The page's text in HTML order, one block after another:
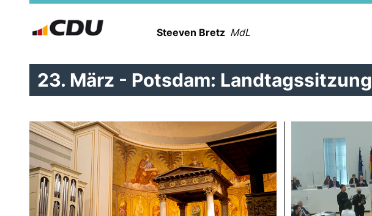
Steeven Bretz MdL
23. März - Potsdam: Landtagssitzung